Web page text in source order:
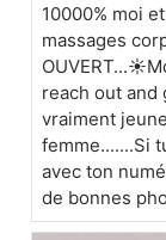
10000% moi
massages
reach out
vraiment
femme.......Si
avec ton
de bonnes